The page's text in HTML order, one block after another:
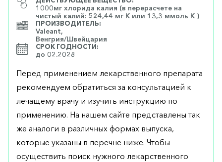
1000мг хлорида калия (в перерасчете на
чистый калий: 524,44 мг K или 13,3 ммоль K )
ПРОИЗВОДИТЕЛЬ:
Valeant,
Венгрия/Швейцария
СРОК ГОДНОСТИ:
до 02.2028
Перед применением лекарственного препарата
рекомендуем обратиться за консультацией к
лечащему врачу и изучить инструкцию по
применению. На нашем сайте представлены так
же аналоги в различных формах выпуска,
которые указаны в перечне ниже. Чтобы
осуществить поиск нужного лекарственного